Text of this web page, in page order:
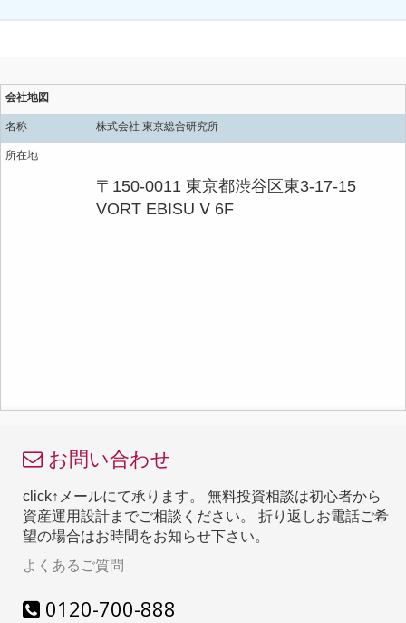
会社地図
名称 株式会社 東京総合研究所
所在地
〒150-0011 東京都渋谷区東3-17-15
VORT EBISU Ⅴ 6F
お問い合わせ
click↑メールにて承ります。 無料投資相談は初心者から
資産運用設計までご相談ください。 折り返しお電話ご希
望の場合はお時間をお知らせ下さい。
よくあるご質問
0120-700-888